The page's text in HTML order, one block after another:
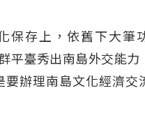
保存上，依舊下大筆
平臺秀出南島外交能力
要辦理南島文化經濟交